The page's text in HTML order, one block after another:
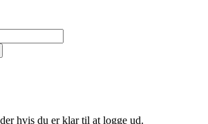
hvis du er klar til at logge ud.